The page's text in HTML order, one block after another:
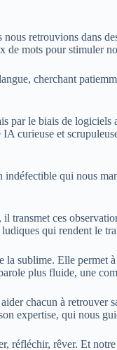
retrouvions dans
de mots pour stimuler
cherchant
par le biais de
curieuse et
indéfectible qui nous
ces
qui rendent le
la sublime. Elle
plus fluide, une
chacun à retrouver
expertise, qui nous
réfléchir, rêver. Et